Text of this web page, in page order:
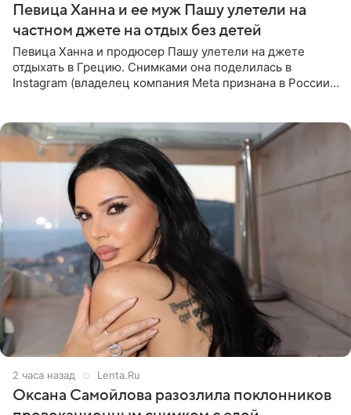
Певица Ханна и ее муж Пашу улетели на
частном джете на отдых без детей
Певица Ханна и продюсер Пашу улетели на джете
отдыхать в Грецию. Снимками она поделилась в
Instagram (владелец компания Meta признана в России
2 часа назад Lenta.Ru
Оксана Самойлова разозлила поклонников